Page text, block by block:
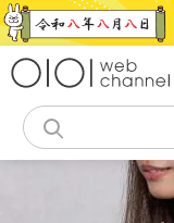
コ
ン
キ